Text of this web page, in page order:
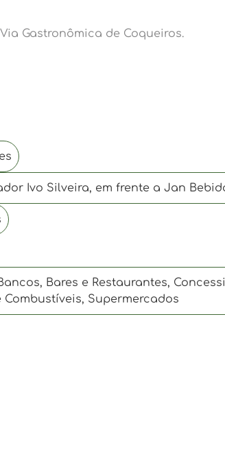
Gastronômica de Coqueiros.
Ivo Silveira, em frente a Jan
Bares e Restaurantes,
Combustíveis, Supermercados